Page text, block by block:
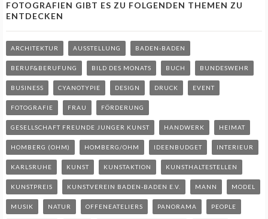
FOTOGRAFIEN GIBT ES ZU FOLGENDEN THEMEN ZU
ENTDECKEN
ARCHITEKTUR AUSSTELLUNG BADEN-BADEN
BERUF&BERUFUNG BILD DES MONATS BUCH BUNDESWEHR
BUSINESS CYANOTYPIE DESIGN DRUCK EVENT
FOTOGRAFIE FRAU FÖRDERUNG
GESELLSCHAFT FREUNDE JUNGER KUNST HANDWERK HEIMAT
HOMBERG (OHM) HOMBERG/OHM IDEENBUDGET INTERIEUR
KARLSRUHE KUNST KUNSTAKTION KUNSTHALTESTELLEN
KUNSTPREIS KUNSTVEREIN BADEN-BADEN E.V. MANN MODEL
MUSIK NATUR OFFENEATELIERS PANORAMA PEOPLE